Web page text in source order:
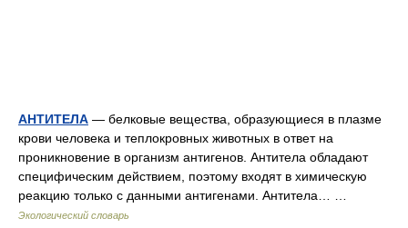
АНТИТЕЛА — белковые вещества, образующиеся в плазме
крови человека и теплокровных животных в ответ на
проникновение в организм антигенов. Антитела обладают
специфическим действием, поэтому входят в химическую
реакцию только с данными антигенами. Антитела… …
Экологический словарь